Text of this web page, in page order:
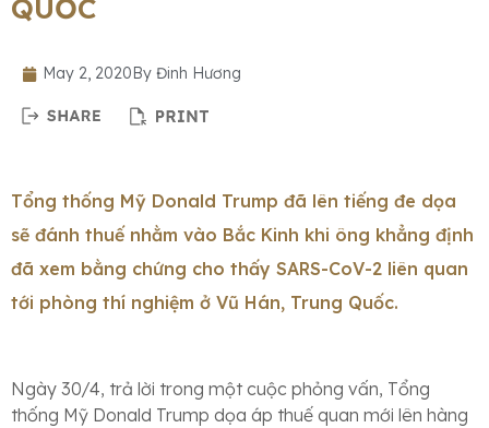
QUỐC
May 2, 2020 By Đinh Hương
Tổng thống Mỹ Donald Trump đã lên tiếng đe dọa
sẽ đánh thuế nhằm vào Bắc Kinh khi ông khẳng định
đã xem bằng chứng cho thấy SARS-CoV-2 liên quan
tới phòng thí nghiệm ở Vũ Hán, Trung Quốc.
Ngày 30/4, trả lời trong một cuộc phỏng vấn, Tổng
thống Mỹ Donald Trump dọa áp thuế quan mới lên hàng